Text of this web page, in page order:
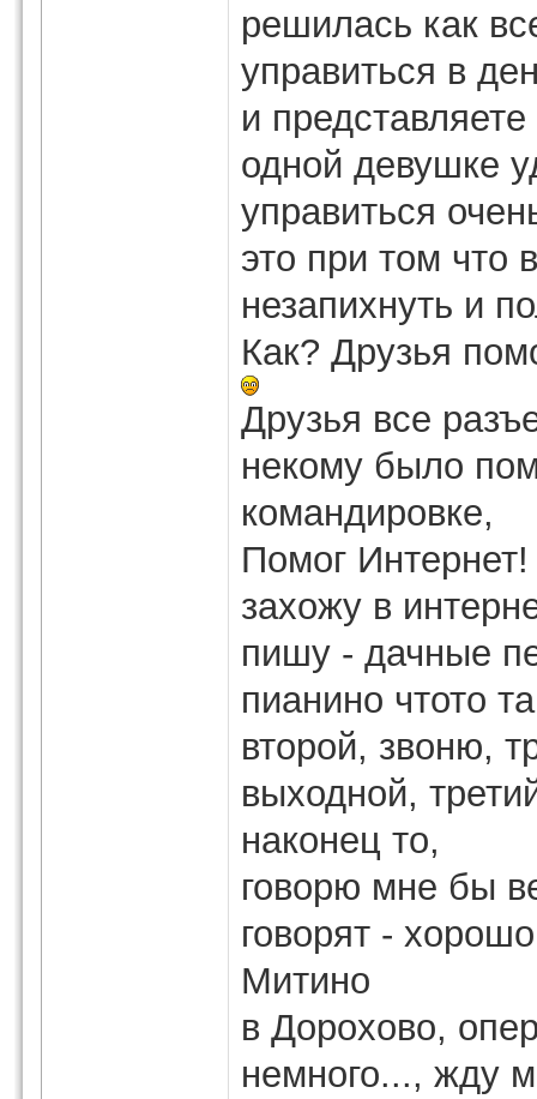
решилась как
управиться в
и
одной девушке
управиться
это при том что
незапихнуть и
Как? Друзья
Друзья все
некому было
командировке,
Помог Интернет!
захожу в
пишу - дачные
пианино чтото
второй, звоню,
выходной,
наконец то,
говорю мне бы
говорят -
Митино
в Дорохово,
немного..., жду